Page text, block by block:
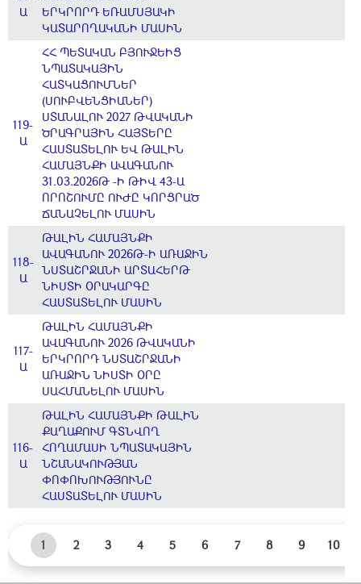
Ա
ԵՐԿՐՈՐԴ ԵՌԱՄՍՅԱԿԻ
ԿԱՏԱՐՈՂԱԿԱՆԻ ՄԱՍԻՆ
119-
Ա
ՀՀ ՊԵՏԱԿԱՆ ԲՅՈՒՋԵԻՑ
ՆՊԱՏԱԿԱՅԻՆ
ՀԱՏԿԱՑՈՒՄՆԵՐ
(ՍՈՒԲՎԵՆՑԻԱՆԵՐ)
ՍՏԱՆԱԼՈՒ 2027 ԹՎԱԿԱՆԻ
ԾՐԱԳՐԱՅԻՆ ՀԱՅՏԵՐԸ
ՀԱՍՏԱՏԵԼՈՒ ԵՎ ԹԱԼԻՆ
ՀԱՄԱՅՆՔԻ ԱՎԱԳԱՆՈՒ
31.03.2026Թ -Ի ԹԻՎ 43-Ա
ՈՐՈՇՈՒՄԸ ՈՒԺԸ ԿՈՐՑՐԱԾ
ՃԱՆԱՉԵԼՈՒ ՄԱՍԻՆ
118-
Ա
ԹԱԼԻՆ ՀԱՄԱՅՆՔԻ
ԱՎԱԳԱՆՈՒ 2026Թ-Ի ԱՌԱՋԻՆ
ՆՍՏԱՇՐՋԱՆԻ ԱՐՏԱՀԵՐԹ
ՆԻՍՏԻ ՕՐԱԿԱՐԳԸ
ՀԱՍՏԱՏԵԼՈՒ ՄԱՍԻՆ
117-
Ա
ԹԱԼԻՆ ՀԱՄԱՅՆՔԻ
ԱՎԱԳԱՆՈՒ 2026 ԹՎԱԿԱՆԻ
ԵՐԿՐՈՐԴ ՆՍՏԱՇՐՋԱՆԻ
ԱՌԱՋԻՆ ՆԻՍՏԻ ՕՐԸ
ՍԱՀՄԱՆԵԼՈՒ ՄԱՍԻՆ
116-
Ա
ԹԱԼԻՆ ՀԱՄԱՅՆՔԻ ԹԱԼԻՆ
ՔԱՂԱՔՈՒՄ ԳՏՆՎՈՂ
ՀՈՂԱՄԱՍԻ ՆՊԱՏԱԿԱՅԻՆ
ՆՇԱՆԱԿՈՒԹՅԱՆ
ՓՈՓՈԽՈՒԹՅՈՒՆԸ
ՀԱՍՏԱՏԵԼՈՒ ՄԱՍԻՆ
1 2 3 4 5 6 7 8 9 10